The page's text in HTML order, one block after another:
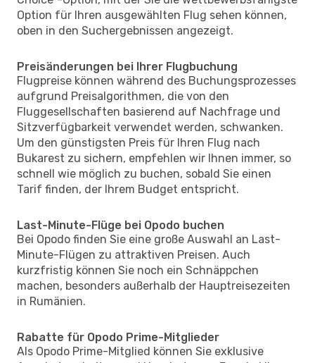
Option für Ihren ausgewählten Flug sehen können,
oben in den Suchergebnissen angezeigt.
Preisänderungen bei Ihrer Flugbuchung
Flugpreise können während des Buchungsprozesses
aufgrund Preisalgorithmen, die von den
Fluggesellschaften basierend auf Nachfrage und
Sitzverfügbarkeit verwendet werden, schwanken.
Um den günstigsten Preis für Ihren Flug nach
Bukarest zu sichern, empfehlen wir Ihnen immer, so
schnell wie möglich zu buchen, sobald Sie einen
Tarif finden, der Ihrem Budget entspricht.
Last-Minute-Flüge bei Opodo buchen
Bei Opodo finden Sie eine große Auswahl an Last-
Minute-Flügen zu attraktiven Preisen. Auch
kurzfristig können Sie noch ein Schnäppchen
machen, besonders außerhalb der Hauptreisezeiten
in Rumänien.
Rabatte für Opodo Prime-Mitglieder
Als Opodo Prime-Mitglied können Sie exklusive